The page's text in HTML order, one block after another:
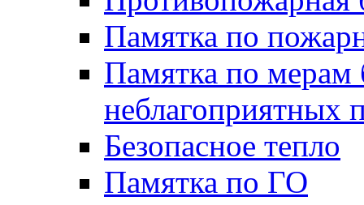
Памятка по
Памятка по мерам
неблагоприятных
Безопасное тепло
Памятка по ГО